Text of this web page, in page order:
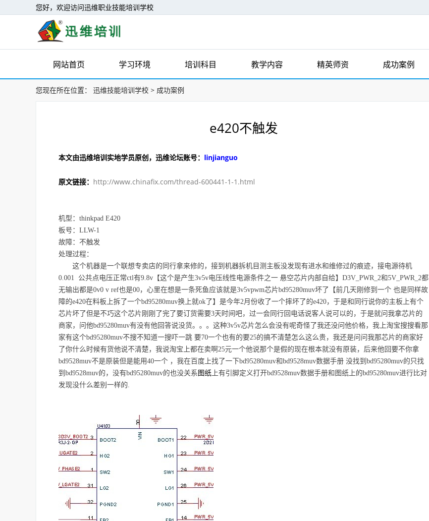
您好，欢迎访问迅维职业技能培训学校
网站首页 学习环境 培训科目 教学内容 精英师资 成功案例
您现在所在位置： 迅维技能培训学校 > 成功案例
e420不触发
本文由迅维培训实地学员原创，迅维论坛账号： linjianguo
原文链接： http://www.chinafix.com/thread-600441-1-1.html
机型：thinkpad E420
板号：LLW-1
故障：不触发
处理过程：
这个机器是一个联想专卖店的同行拿来修的，接到机器拆机目测主板没发现有进水和维修过的痕迹，接电源待机
0.001 公共点电压正常ctl有9.8v【这个是产生3v5v电压线性电源条件之一 悬空芯片内部自给】D3V_PWR_2和5V_PWR_2都
无输出都是0v0 v ref也是00，心里在想是一条死鱼应该就是3v5vpwm芯片bd95280muv坏了【前几天刚修到一个 也是同样故
障的e420在料板上拆了一个bd95280muv换上就ok了】是今年2月份收了一个摔坏了的e420，于是和同行说你的主板上有个
芯片坏了但是不巧这个芯片刚刚了完了要订货需要3天时间吧，过一会同行回电话说客人说可以的，于是就问我拿芯片的
商家，问他bd95280muv有没有他回答说没货。。。这种3v5v芯片怎么会没有呢奇怪了我还没问他价格，我上淘宝搜搜看那
家有这个bd95280muv不搜不知道一搜吓一跳 要70一个也有的要25的搞不清楚怎么这么贵，我还是问问我那芯片的商家好
了你什么时候有货他说不清楚，我说淘宝上都在卖啊25元一个他说那个是假的现在根本就没有原装，后来他回要不你拿
bd9528muv不是原装但是能用40一个 ，我在百度上找了一下bd95280muv和bd9528muv数据手册 没找到bd95280muv的只找
到bd9528muv的，没有bd95280muv的也没关系图纸 上有引脚定义打开bd9528muv数据手册和图纸上的bd95280muv进行比对
发现没什么差别一样的.